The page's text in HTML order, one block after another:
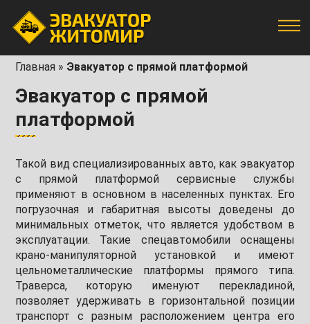
Главная » Эвакуатор с прямой платформой
Эвакуатор с прямой
платформой
Такой вид специализированных авто, как эвакуатор
с прямой платформой сервисные службы
применяют в основном в населенных пунктах. Его
погрузочная и габаритная высоты доведены до
минимальных отметок, что является удобством в
эксплуатации. Такие спецавтомобили оснащены
крано-манипуляторной установкой и имеют
цельнометаллические платформы прямого типа.
Траверса, которую именуют перекладиной,
позволяет удерживать в горизонтальной позиции
транспорт с разным расположением центра его